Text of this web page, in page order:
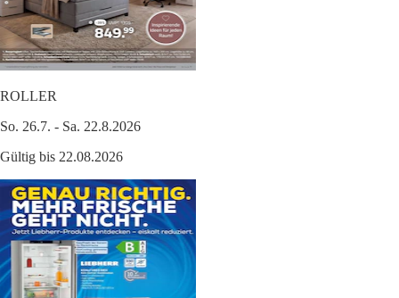
ROLLER
So. 26.7. - Sa. 22.8.2026
Gültig bis 22.08.2026